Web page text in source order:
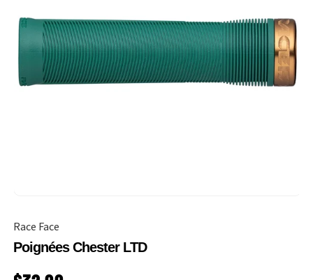
Race Face
Poignées Chester LTD